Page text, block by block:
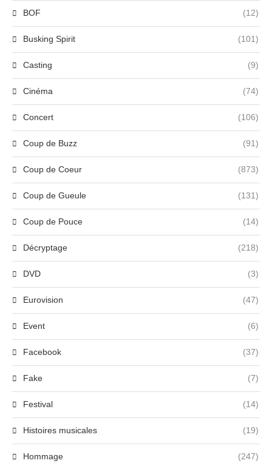
BOF (12)
Busking Spirit (101)
Casting (9)
Cinéma (74)
Concert (106)
Coup de Buzz (91)
Coup de Coeur (873)
Coup de Gueule (131)
Coup de Pouce (14)
Décryptage (218)
DVD (3)
Eurovision (47)
Event (6)
Facebook (37)
Fake (7)
Festival (14)
Histoires musicales (19)
Hommage (247)